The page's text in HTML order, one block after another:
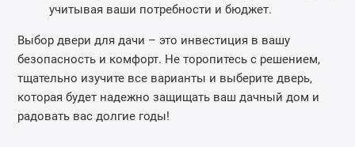
учитывая ваши потребности и бюджет.
Выбор двери для дачи – это инвестиция в вашу
безопасность и комфорт. Не торопитесь с решением,
тщательно изучите все варианты и выберите дверь,
которая будет надежно защищать ваш дачный дом и
радовать вас долгие годы!